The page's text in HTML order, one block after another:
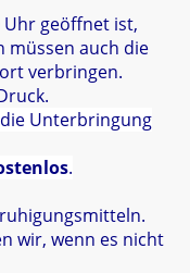
Uhr geöffnet ist,
müssen auch die
verbringen.
Unterbringung
.
wir, wenn es nicht